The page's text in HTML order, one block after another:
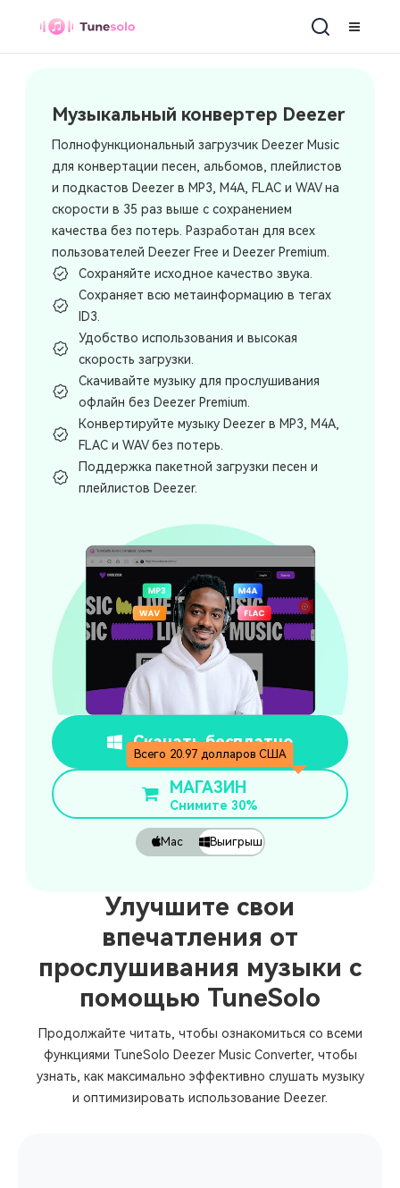
Музыкальный конвертер Deezer
Музыкальный конвертер Deezer
Полнофункциональный загрузчик Deezer Music
для конвертации песен, альбомов, плейлистов
и подкастов Deezer в MP3, M4A, FLAC и WAV на
скорости в 35 раз выше с сохранением
качества без потерь. Разработан для всех
пользователей Deezer Free и Deezer Premium.
Сохраняйте исходное качество звука.
Сохраняет всю метаинформацию в тегах
ID3.
Удобство использования и высокая
скорость загрузки.
Скачивайте музыку для прослушивания
офлайн без Deezer Premium.
Конвертируйте музыку Deezer в MP3, M4A,
FLAC и WAV без потерь.
Поддержка пакетной загрузки песен и
плейлистов Deezer.
Скачать бесплатно
МАГАЗИН
Снимите 30%
Всего 20.97 долларов США
Mac Выигрыш
Улучшите свои
впечатления от
прослушивания музыки с
помощью TuneSolo
Продолжайте читать, чтобы ознакомиться со всеми
функциями TuneSolo Deezer Music Converter, чтобы
узнать, как максимально эффективно слушать музыку
и оптимизировать использование Deezer.